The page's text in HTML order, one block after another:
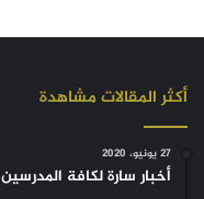
أكثر المقالات مشاهدة
27 يونيو، 2020
أخبار سارة لكافة المدرسين